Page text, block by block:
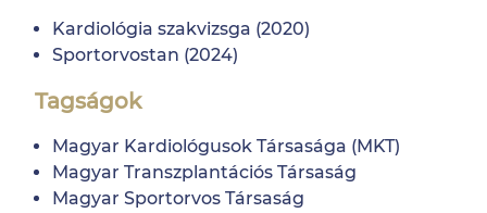
Kardiológia szakvizsga (2020)
Sportorvostan (2024)
Tagságok
Magyar Kardiológusok Társasága (MKT)
Magyar Transzplantációs Társaság
Magyar Sportorvos Társaság